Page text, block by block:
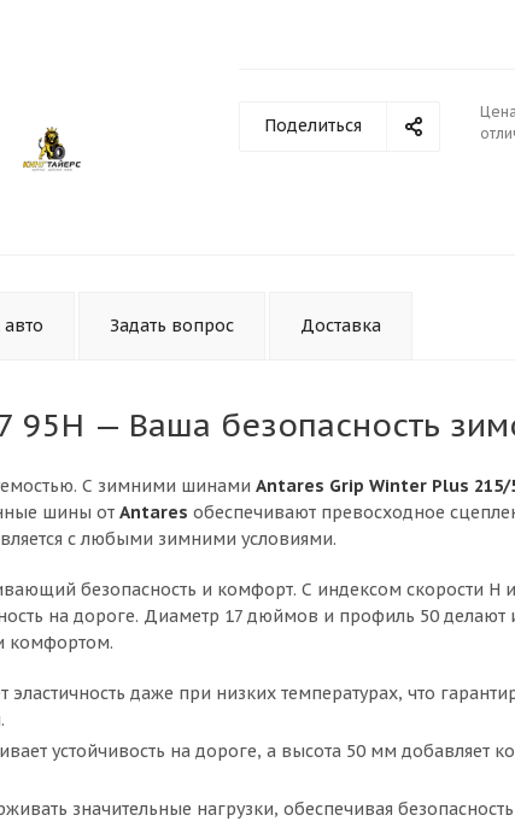
Поделиться
Задать вопрос Доставка
95H — Ваша безопасность
С зимними шинами Antares Grip Winter Plus 215/
шины от Antares обеспечивают превосходное
с любыми зимними условиями.
безопасность и комфорт. С индексом скорости H и
на дороге. Диаметр 17 дюймов и профиль 50 делают
комфортом.
даже при низких температурах, что
устойчивость на дороге, а высота 50 мм добавляет
значительные нагрузки, обеспечивая